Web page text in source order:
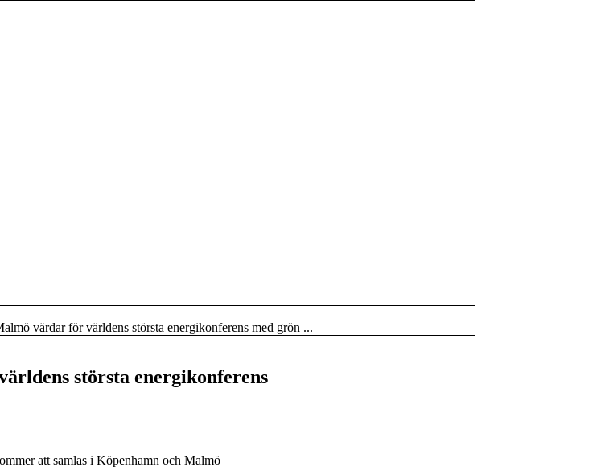
värdar för världens största energikonferens med grön ...
största energikonferens
att samlas i Köpenhamn och Malmö